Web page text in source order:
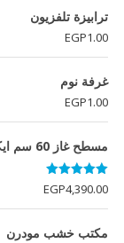
ترابيزة تلفزيون
EGP1.00
غرفة نوم
EGP1.00
مسطح غاز 60 سم ايكوماتيك
تم التقييم
5.00 من 5EGP4,390.00
مكتب خشب مودرن